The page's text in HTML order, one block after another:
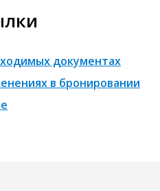
документах
в бронировании